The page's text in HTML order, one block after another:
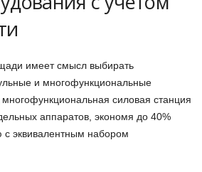
имеет смысл выбирать
и многофункциональные
силовая станция
аппаратов, экономя до 40%
эквивалентным набором